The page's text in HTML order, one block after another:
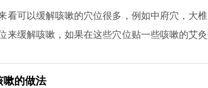
看可以缓解咳嗽的穴位很多，例如中府穴，大
来缓解咳嗽，如果在这些穴位贴一些咳嗽的艾
嗽的做法